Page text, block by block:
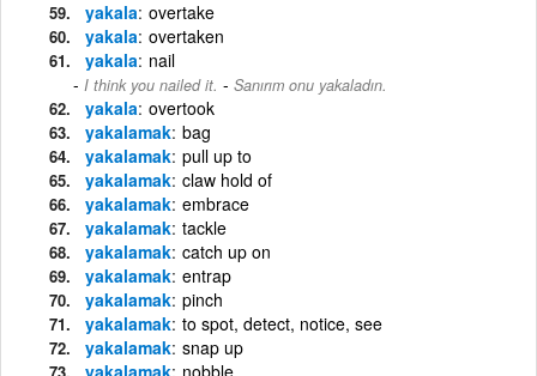
yakala overtake
yakala overtaken
yakala nail
I think you nailed it. - Sanırım onu yakaladın.
yakala overtook
yakalamak bag
yakalamak pull up to
yakalamak claw hold of
yakalamak embrace
yakalamak tackle
yakalamak catch up on
yakalamak entrap
yakalamak pinch
yakalamak to spot, detect, notice, see
yakalamak snap up
yakalamak nobble